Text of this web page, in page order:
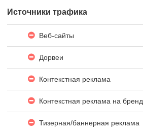
Источники трафика
Веб-сайты
Дорвеи
Контекстная реклама
Контекстная реклама на бренд
Тизерная/баннерная реклама